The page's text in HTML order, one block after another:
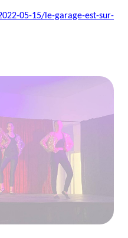
05-15/le-garage-est-sur-